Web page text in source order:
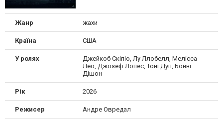
Жанр жахи
Країна США
У ролях
Джейкоб Скіпіо, Лу Ллобелл, Мелісса
Лео, Джозеф Лопес, Тоні Дуп, Бонні
Дішон
Рік 2026
Режисер Андре Овредал